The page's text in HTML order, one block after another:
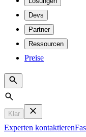
Devs
Partner
Ressourcen
Preise
Search
Klar
Experten kontaktieren